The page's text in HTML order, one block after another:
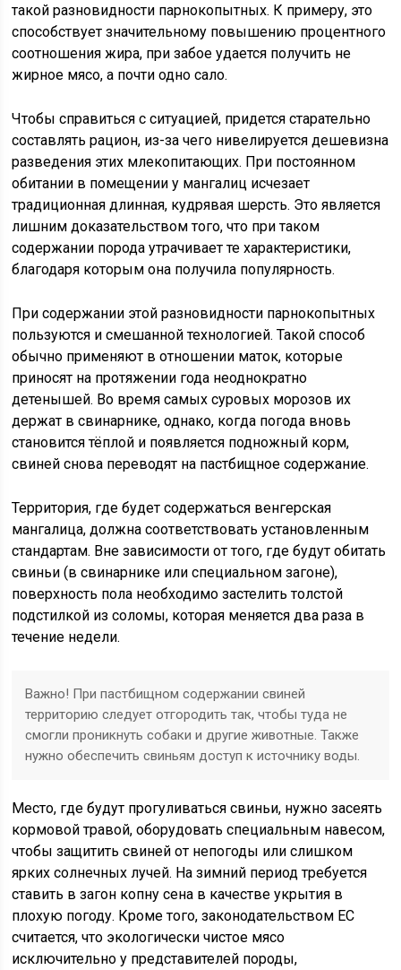
такой разновидности парнокопытных. К примеру, это
способствует значительному повышению процентного
соотношения жира, при забое удается получить не
жирное мясо, а почти одно сало.
Чтобы справиться с ситуацией, придется старательно
составлять рацион, из-за чего нивелируется дешевизна
разведения этих млекопитающих. При постоянном
обитании в помещении у мангалиц исчезает
традиционная длинная, кудрявая шерсть. Это является
лишним доказательством того, что при таком
содержании порода утрачивает те характеристики,
благодаря которым она получила популярность.
При содержании этой разновидности парнокопытных
пользуются и смешанной технологией. Такой способ
обычно применяют в отношении маток, которые
приносят на протяжении года неоднократно
детенышей. Во время самых суровых морозов их
держат в свинарнике, однако, когда погода вновь
становится тёплой и появляется подножный корм,
свиней снова переводят на пастбищное содержание.
Территория, где будет содержаться венгерская
мангалица, должна соответствовать установленным
стандартам. Вне зависимости от того, где будут обитать
свиньи (в свинарнике или специальном загоне),
поверхность пола необходимо застелить толстой
подстилкой из соломы, которая меняется два раза в
течение недели.
Важно! При пастбищном содержании свиней
территорию следует отгородить так, чтобы туда не
смогли проникнуть собаки и другие животные. Также
нужно обеспечить свиньям доступ к источнику воды.
Место, где будут прогуливаться свиньи, нужно засеять
кормовой травой, оборудовать специальным навесом,
чтобы защитить свиней от непогоды или слишком
ярких солнечных лучей. На зимний период требуется
ставить в загон копну сена в качестве укрытия в
плохую погоду. Кроме того, законодательством ЕС
считается, что экологически чистое мясо
исключительно у представителей породы,